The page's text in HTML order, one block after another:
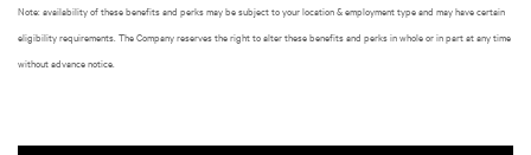
Note: availability of these benefits and perks may be subject to your location & employment type and may have certain
eligibility requirements. The Company reserves the right to alter these benefits and perks in whole or in part at any time
without advance notice.